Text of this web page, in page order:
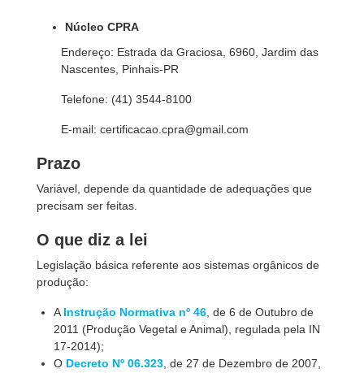
Núcleo CPRA
Endereço: Estrada da Graciosa, 6960, Jardim das
Nascentes, Pinhais-PR
Telefone: (41) 3544-8100
E-mail: certificacao.cpra@gmail.com
Prazo
Variável, depende da quantidade de adequações que
precisam ser feitas.
O que diz a lei
Legislação básica referente aos sistemas orgânicos de
produção:
A Instrução Normativa nº 46 , de 6 de Outubro de
2011 (Produção Vegetal e Animal), regulada pela IN
17-2014);
O Decreto Nº 06.323 , de 27 de Dezembro de 2007,